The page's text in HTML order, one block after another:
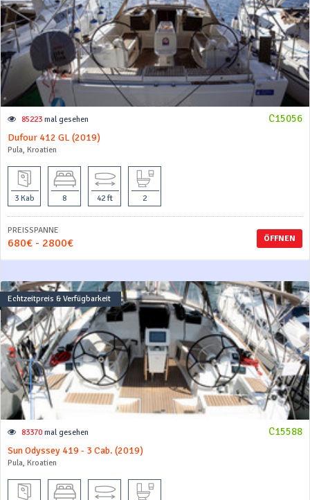
C15056
85223 mal gesehen
Dufour 412 GL (2019)
Pula, Kroatien
3 Kab 8 42 ft 2
ÖFFNEN
PREISSPANNE
680€ - 2800€
Echtzeitpreis & Verfügbarkeit
C15588
83370 mal gesehen
Sun Odyssey 419 - 3 Cab. (2019)
Pula, Kroatien